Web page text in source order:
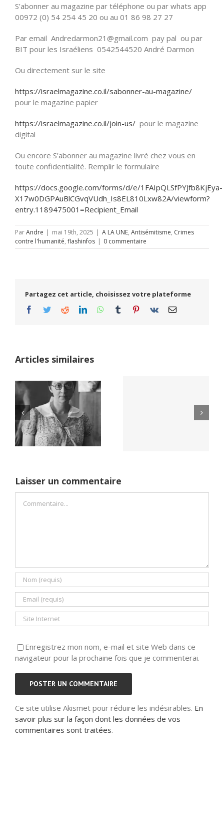
S’abonner au magazine par téléphone ou par whats app
00972 (0) 54 254 45 20 ou au 01 86 98 27 27
Par email Andredarmon21@gmail.com pay pal ou par
BIT pour les Israéliens 0542544520 André Darmon
Ou directement sur le site
https://israelmagazine.co.il/sabonner-au-magazine/
pour le magazine papier
https://israelmagazine.co.il/join-us/ pour le magazine
digital
Ou encore S’abonner au magazine livré chez vous en
toute confidentialité. Remplir le formulaire
https://docs.google.com/forms/d/e/1FAIpQLSfPYJfb8KjEya-
X17w0DGPAuBlCGvqVUdh_Is8EL810Lxw82A/viewform?
entry.1189475001=Recipient_Email
ParAndre | mai 19th, 2025 | A LA UNE, Antisémitisme, Crimes
contre l'humanité, flashinfos | 0 commentaire
Partagez cet article, choisissez votre plateforme
Facebook
TwitterRedditLinkedInWhatsApp
Tumblr Pinterest
Vk Email
Articles similaires
Netflix Field of
Dreams (1989)
Yaïr Golan : une
Laisser un commentaire
Enregistrez mon nom, e-mail et site Web dans ce
navigateur pour la prochaine fois que je commenterai.
Ce site utilise Akismet pour réduire les indésirables. En
savoir plus sur la façon dont les données de vos
commentaires sont traitées.